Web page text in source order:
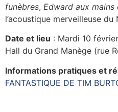
funèbres, Edward aux mains
l’acoustique merveilleuse
Date et lieu : Mardi 10
Hall du Grand Manège (rue
Informations pratiques et
FANTASTIQUE DE TIM